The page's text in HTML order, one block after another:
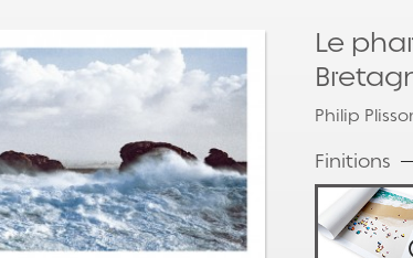
Le
Philip
Finitions